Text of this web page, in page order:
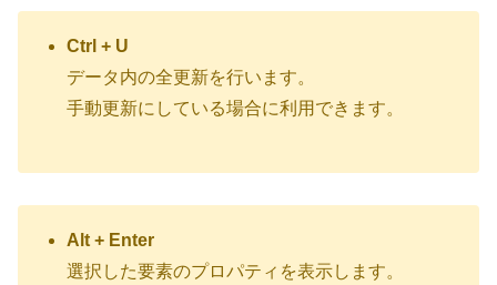
Ctrl + U
データ内の全更新を行います。
手動更新にしている場合に利用できます。
Alt + Enter
選択した要素のプロパティを表示します。